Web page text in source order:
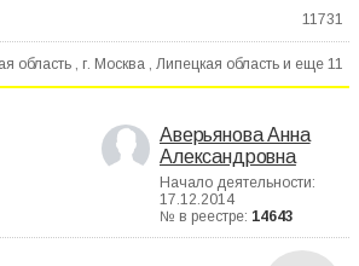
11731
область , г. Москва , Липецкая область и еще 11
Аверьянова Анна
Александровна
Начало деятельности:
17.12.2014
№ в реестре: 14643